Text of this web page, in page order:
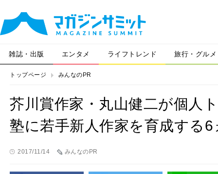
雑誌・出版 エンタメ ライフトレンド 旅行・グルメ
トップページ みんなのPR
芥川賞作家・丸山健二が個人
塾に若手新人作家を育成する
2017/11/14 みんなのPR